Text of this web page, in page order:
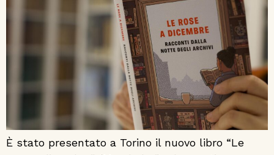
È stato presentato a Torino il nuovo libro “Le